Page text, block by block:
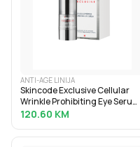
ANTI-AGE LINIJA
Skincode Exclusive Cellular
Wrinkle Prohibiting Eye Serum
15ml
120.60 KM